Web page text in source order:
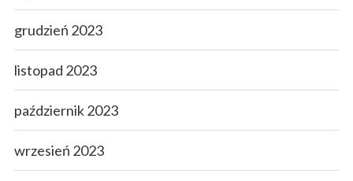
grudzień 2023
listopad 2023
październik 2023
wrzesień 2023